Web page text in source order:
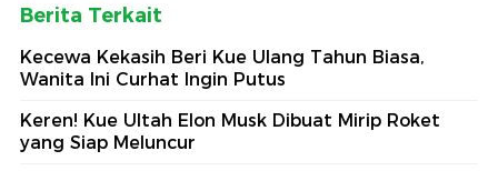
Berita Terkait
Kecewa Kekasih Beri Kue Ulang Tahun Biasa,
Wanita Ini Curhat Ingin Putus
Keren! Kue Ultah Elon Musk Dibuat Mirip Roket
yang Siap Meluncur